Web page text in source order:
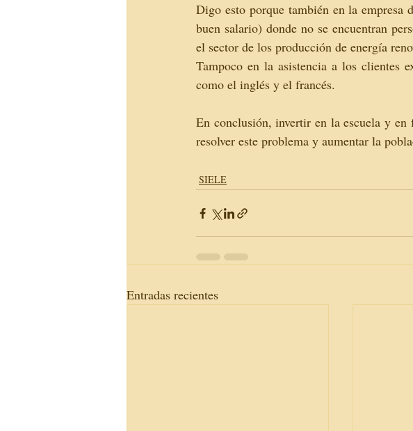
Digo esto porque también en la empresa
buen salario) donde no se encuentran
el sector de los producción de energía
Tampoco en la asistencia a los clientes
como el inglés y el francés.
En conclusión, invertir en la escuela y en
resolver este problema y aumentar la
SIELE
Entradas recientes